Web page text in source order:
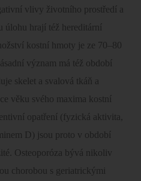
vlivy životního prostředí a
úlohu hrají též hereditární
kostní hmoty je ze 70–80
význam má též období
skelet a svalová tkáň a
věku svého maxima kostní
opatření (fyzická aktivita,
D) jsou proto v období
Osteoporóza bývá nikoliv
chorobou s geriatrickými